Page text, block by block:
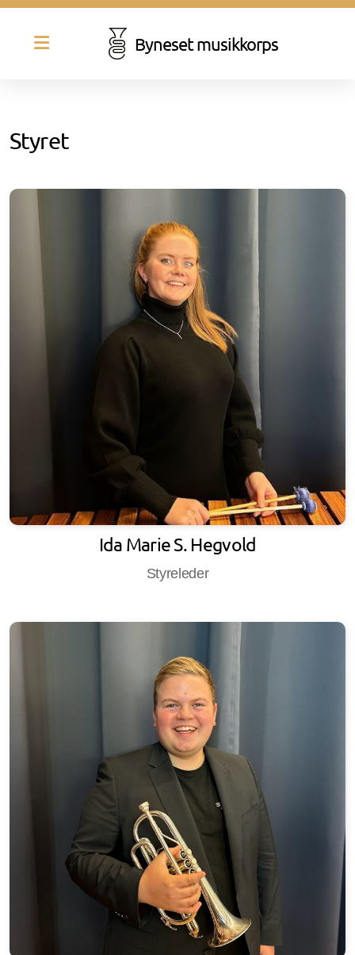
Byneset musikkorps
Styret
Ida Marie S. Hegvold
Styreleder
Nettbutikk med korpsets logo